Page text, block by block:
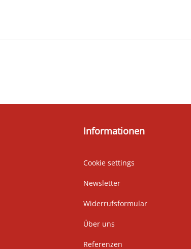
Informationen
Cookie settings
Newsletter
Widerrufsformular
Über uns
Referenzen